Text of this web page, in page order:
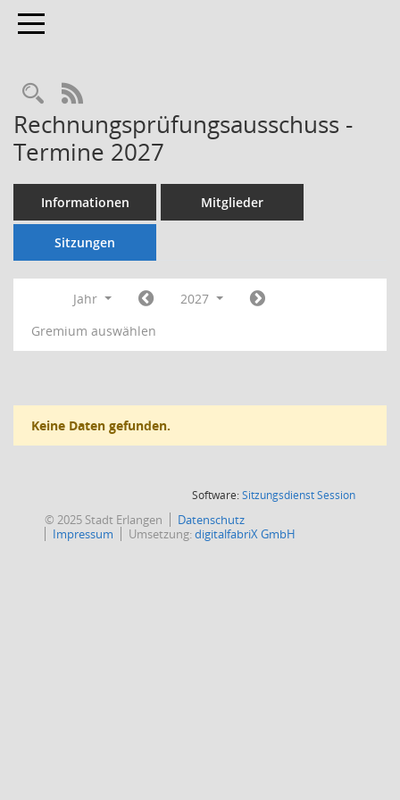
Toggle navigation
Rechercheauswahl
RSS-Feed
Rechnungsprüfungsausschuss -
Termine 2027
Informationen Mitglieder
Sitzungen
Jahr
2027
Gremium auswählen
Keine Daten gefunden.
Software:SitzungsdienstSession(Wird in
© 2025 Stadt Erlangen
Datenschutz
Impressum
Umsetzung:digitalfabriX GmbH